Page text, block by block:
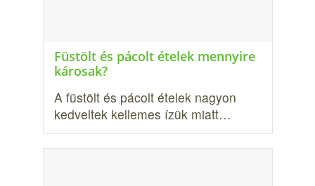
Füstölt és pácolt ételek mennyire
károsak?
A füstölt és pácolt ételek nagyon
kedveltek kellemes ízük miatt…